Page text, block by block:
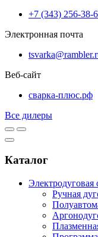
+7 (343) 256-38-
Электронная почта
Веб-сайт
сварка-плюс.рф
Все дилеры
Каталог
Электродуговая
Ручная